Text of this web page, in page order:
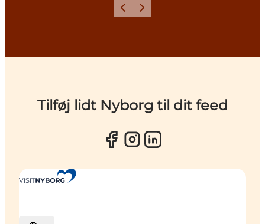
ForrigeNæste
Tilføj lidt Nyborg til dit feed